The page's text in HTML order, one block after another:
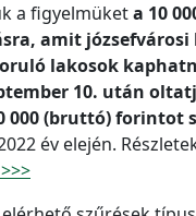
a figyelmüketa 10
amit józsefvárosi
lakosok
10. után
000 (bruttó) forintot
év elején.